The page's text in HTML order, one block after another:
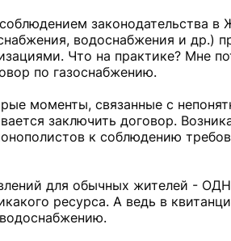
законодательства
водоснабжения и др.)
Что на практике? Мне
по газоснабжению.
моменты, связанные с
заключить договор.
к соблюдению
для обычных жителей -
ресурса. А ведь в